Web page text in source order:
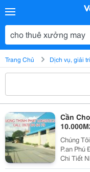
Trang Chủ Dịch vụ, giải trí
Cần
Rẻ
Chúng
P.an Phú
Chi Tiết Như Sau: - Tổng
Gồm Nhà